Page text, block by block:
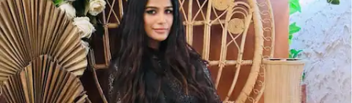
नाटक? बोलीं- मैं जिंदा हूं और एकदम
ठीक हूं
लेखन मेघा Feb 03, 2024 12:42 pm